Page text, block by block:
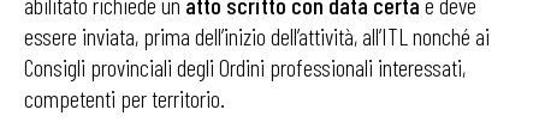
essere inviata, prima dell’inizio dell’attività, all’ITL nonché ai
Consigli provinciali degli Ordini professionali interessati,
competenti per territorio.